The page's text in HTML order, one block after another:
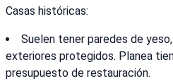
Casas históricas:
Suelen tener paredes de
exteriores protegidos. Planea
presupuesto de restauración.